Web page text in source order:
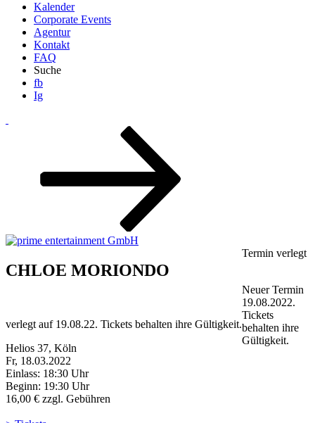
Kalender
Corporate Events
Agentur
Kontakt
FAQ
Suche
fb
Ig
CHLOE MORIONDO
verlegt auf 19.08.22. Tickets behalten ihre Gültigkeit.
Helios 37, Köln
Fr, 18.03.2022
Einlass: 18:30 Uhr
Beginn: 19:30 Uhr
16,00 € zzgl. Gebühren
Termin verlegt
Neuer Termin
19.08.2022.
Tickets
behalten ihre
Gültigkeit.